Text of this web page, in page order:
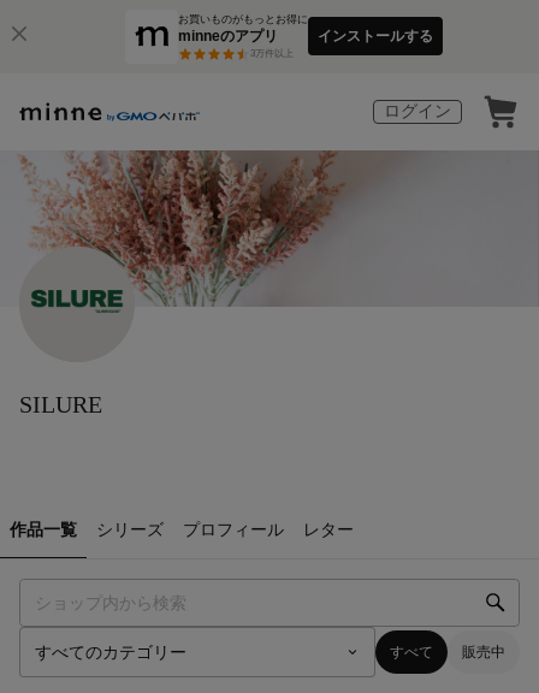
お買いものがもっとお得に
minneのアプリ
3万件以上
インストールする
ログイン
SILURE
作品一覧 シリーズ プロフィール レター
すべて 販売中